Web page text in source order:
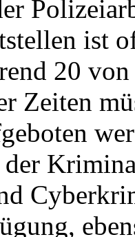
ist
20
Zeiten